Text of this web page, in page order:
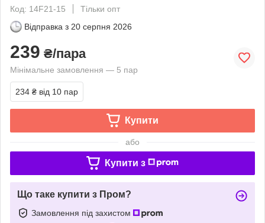
Код: 14F21-15
Тільки опт
Відправка з 20 серпня 2026
239 ₴/пара
Мінімальне замовлення — 5 пар
234 ₴ від 10 пар
Купити
або
Купити з
Що таке купити з Пром?
Замовлення під захистом